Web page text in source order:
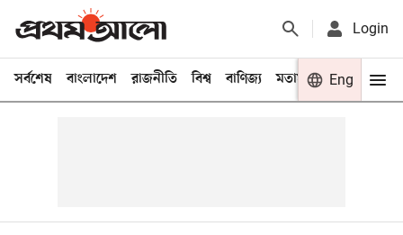
Login
সর্বশেষ বাংলাদেশ রাজনীতি বিশ্ব বাণিজ্য মতামত খেলা
Eng